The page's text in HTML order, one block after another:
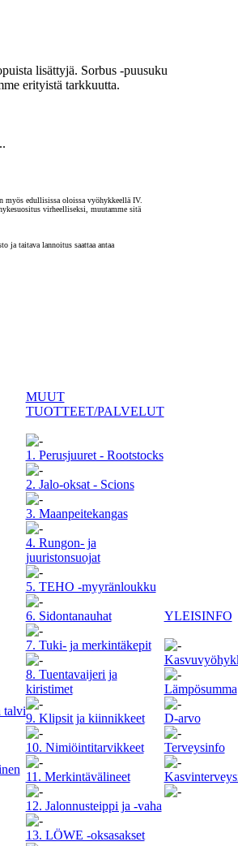
lisättyjä. Sorbus -puusuku
erityistä tarkkuutta.
myös edullisissa oloissa vyöhykkeellä IV.
virheelliseksi, muutamme sitä
ja taitava lannoitus saattaa antaa
talvi
MUUT
TUOTTEET/PALVELUT
1. Perusjuuret - Rootstocks
2. Jalo-oksat - Scions
3. Maanpeitekangas
4. Rungon- ja
juuristonsuojat
5. TEHO -myyränloukku
6. Sidontanauhat
7. Tuki- ja merkintäkepit
8. Tuentavaijeri ja
kiristimet
9. Klipsit ja kiinnikkeet
10. Nimiöintitarvikkeet
11. Merkintävälineet
12. Jalonnusteippi ja -vaha
13. LÖWE -oksasakset
YLEISINFO
Lämpösumma
D-arvo
Terveysinfo